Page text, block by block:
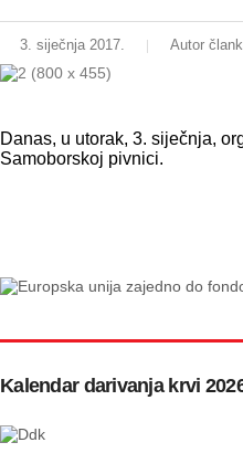
3. siječnja 2017. Autor
Danas, u utorak, 3. siječnja,
Samoborskoj pivnici.
Kalendar darivanja krvi